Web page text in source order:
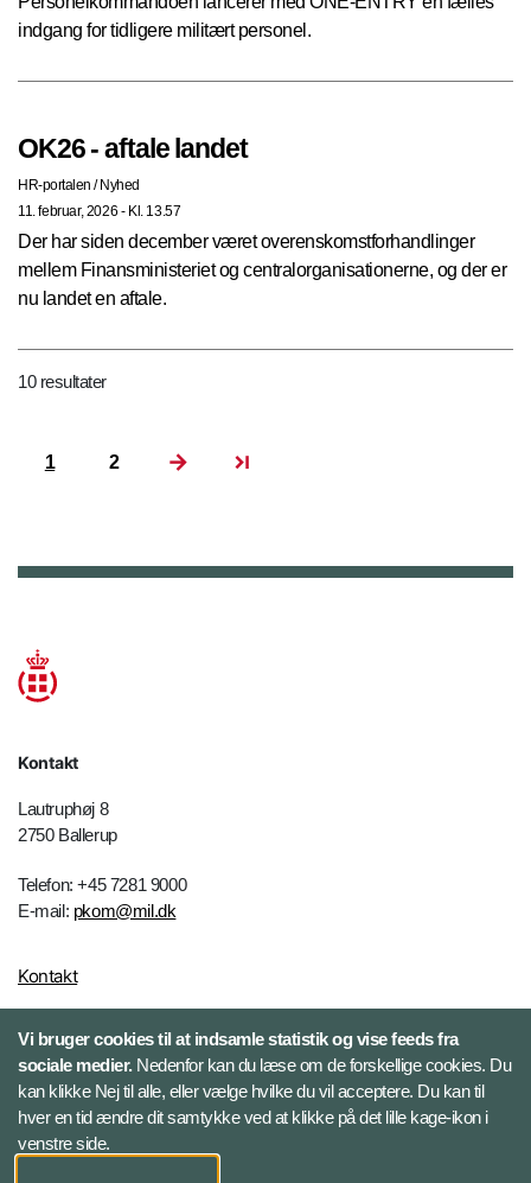
indgang for tidligere militært personel.
OK26 - aftale landet
HR-portalen / Nyhed
11. februar, 2026 - Kl. 13.57
Der har siden december været overenskomstforhandlinger
mellem Finansministeriet og centralorganisationerne, og der er
nu landet en aftale.
10 resultater
1 2
Kontakt
Lautruphøj 8
2750 Ballerup
Telefon: +45 7281 9000
E-mail: pkom@mil.dk
Kontakt
Følg HR-portalen
Facebook
Vi bruger cookies til at indsamle statistik og vise feeds fra
sociale medier.Nedenfor kan du læse om de forskellige cookies. Du
kan klikke Nej til alle, eller vælge hvilke du vil acceptere. Du kan til
hver en tid ændre dit samtykke ved at klikke på det lille kage-ikon i
venstre side.